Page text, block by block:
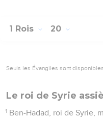
1 Rois 20
Seuls les Évangiles sont
Le roi de Syrie
1 Ben-Hadad, roi de Syrie,